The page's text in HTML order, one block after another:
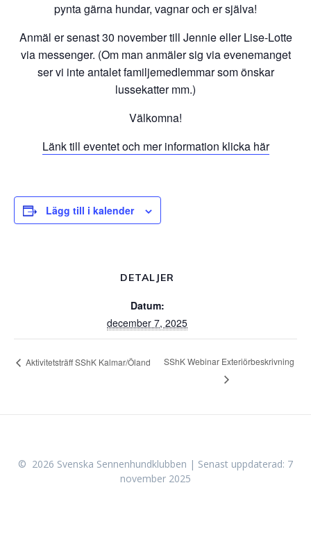
pynta gärna hundar, vagnar och er själva!
Anmäl er senast 30 november till Jennie eller Lise-Lotte
via messenger. (Om man anmäler sig via evenemanget
ser vi inte antalet familjemedlemmar som önskar
lussekatter mm.)
Välkomna!
Länk till eventet och mer information klicka här
Lägg till i kalender
DETALJER
Datum:
december 7, 2025
Aktivitetsträff SShK Kalmar/Öland SShK Webinar Exteriörbeskrivning
© 2026 Svenska Sennenhundklubben | Senast uppdaterad: 7
november 2025